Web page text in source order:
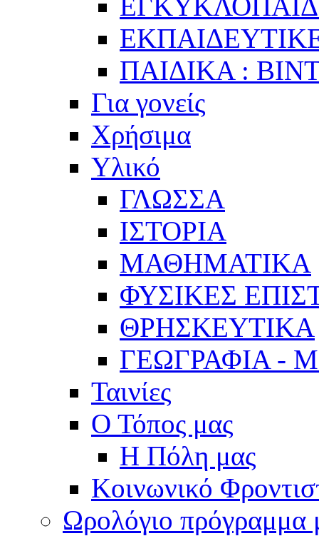
ΠΑΙΔΙΚΑ :
Για γονείς
Χρήσιμα
Υλικό
ΓΛΩΣΣΑ
ΙΣΤΟΡΙΑ
ΜΑΘΗΜΑΤΙΚΑ
ΦΥΣΙΚΕΣ
ΘΡΗΣΚΕΥΤΙΚΑ
ΓΕΩΓΡΑΦΙΑ -
Ταινίες
Ο Τόπος μας
Η Πόλη μας
Κοινωνικό
Ωρολόγιο πρόγραμμα